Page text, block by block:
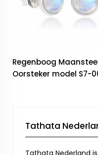
Regenboog
Oorsteker model S7-
Tathata